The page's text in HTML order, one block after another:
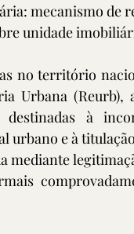
mecanismo de
unidade
no território
Urbana
destinadas à
e à
mediante